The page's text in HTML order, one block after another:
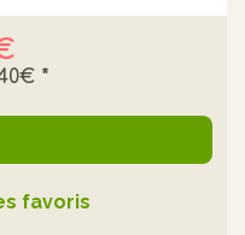
*
favoris